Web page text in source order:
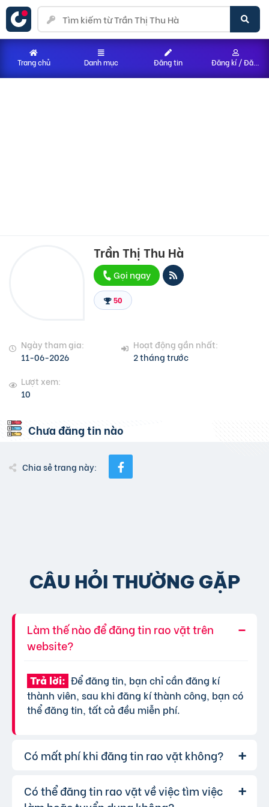
50
Trần Thị Thu Hà
Gọi ngay
Ngày tham gia:
11-06-2026
Hoạt động gần nhất:
2 tháng trước
Lượt xem:
10
Chưa đăng tin nào
Chia sẻ trang này:
CÂU HỎI THƯỜNG GẶP
Làm thế nào để đăng tin rao vặt trên
website?
Trả lời: Để đăng tin, bạn chỉ cần đăng kí
thành viên, sau khi đăng kí thành công, bạn có
thể đăng tin, tất cả đều miễn phí.
Có mất phí khi đăng tin rao vặt không?
Trả lời: Chúng tôi cung cấp gói đăng tin miễn
Có thể đăng tin rao vặt về việc tìm việc
Trang chủ Danh mục Đăng tin